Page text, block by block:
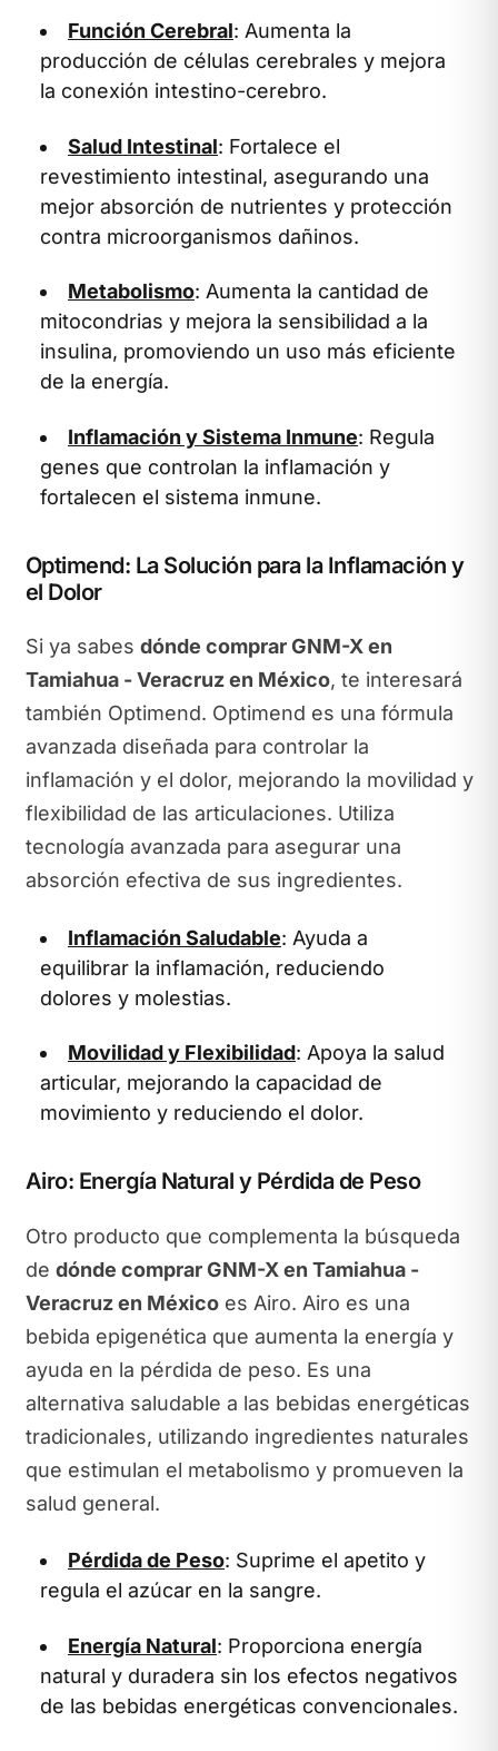
Función Cerebral: Aumenta la
producción de células cerebrales y mejora
la conexión intestino-cerebro.
Salud Intestinal: Fortalece el
revestimiento intestinal, asegurando una
mejor absorción de nutrientes y protección
contra microorganismos dañinos.
Metabolismo: Aumenta la cantidad de
mitocondrias y mejora la sensibilidad a la
insulina, promoviendo un uso más eficiente
de la energía.
Inflamación y Sistema Inmune: Regula
genes que controlan la inflamación y
fortalecen el sistema inmune.
Optimend: La Solución para la Inflamación y
el Dolor
Si ya sabes dónde comprar GNM-X en
Tamiahua - Veracruz en México, te interesará
también Optimend. Optimend es una fórmula
avanzada diseñada para controlar la
inflamación y el dolor, mejorando la movilidad y
flexibilidad de las articulaciones. Utiliza
tecnología avanzada para asegurar una
absorción efectiva de sus ingredientes.
Inflamación Saludable: Ayuda a
equilibrar la inflamación, reduciendo
dolores y molestias.
Movilidad y Flexibilidad: Apoya la salud
articular, mejorando la capacidad de
movimiento y reduciendo el dolor.
Airo: Energía Natural y Pérdida de Peso
Otro producto que complementa la búsqueda
de dónde comprar GNM-X en Tamiahua -
Veracruz en Méxicoes Airo. Airo es una
bebida epigenética que aumenta la energía y
ayuda en la pérdida de peso. Es una
alternativa saludable a las bebidas energéticas
tradicionales, utilizando ingredientes naturales
que estimulan el metabolismo y promueven la
salud general.
Pérdida de Peso: Suprime el apetito y
regula el azúcar en la sangre.
Energía Natural: Proporciona energía
natural y duradera sin los efectos negativos
de las bebidas energéticas convencionales.